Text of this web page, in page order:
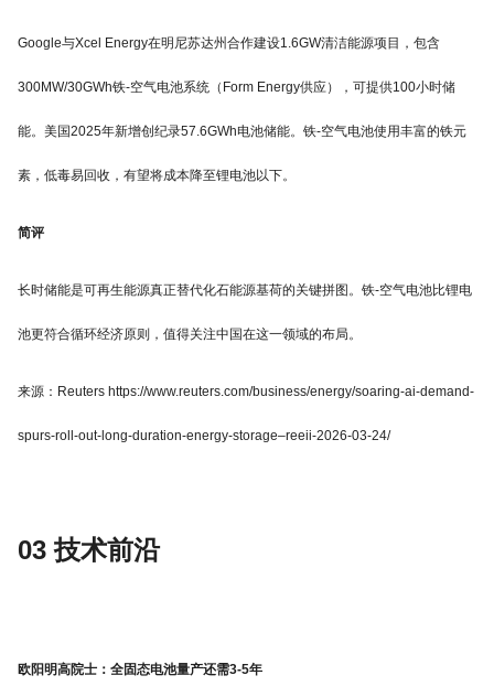
Google与Xcel Energy在明尼苏达州合作建设1.6GW清洁能源项目，包含
300MW/30GWh铁-空气电池系统（Form Energy供应），可提供100小时储
能。美国2025年新增创纪录57.6GWh电池储能。铁-空气电池使用丰富的铁元
素，低毒易回收，有望将成本降至锂电池以下。
简评
长时储能是可再生能源真正替代化石能源基荷的关键拼图。铁-空气电池比锂电
池更符合循环经济原则，值得关注中国在这一领域的布局。
来源：Reuters https://www.reuters.com/business/energy/soaring-ai-demand-
spurs-roll-out-long-duration-energy-storage–reeii-2026-03-24/
03 技术前沿
欧阳明高院士：全固态电池量产还需3-5年